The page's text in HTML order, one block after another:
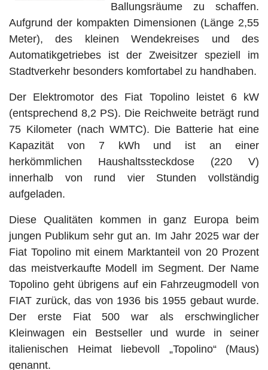
Ballungsräume zu schaffen.
Aufgrund der kompakten Dimensionen (Länge 2,55
Meter), des kleinen Wendekreises und des
Automatikgetriebes ist der Zweisitzer speziell im
Stadtverkehr besonders komfortabel zu handhaben.
Der Elektromotor des Fiat Topolino leistet 6 kW
(entsprechend 8,2 PS). Die Reichweite beträgt rund
75 Kilometer (nach WMTC). Die Batterie hat eine
Kapazität von 7 kWh und ist an einer
herkömmlichen Haushaltssteckdose (220 V)
innerhalb von rund vier Stunden vollständig
aufgeladen.
Diese Qualitäten kommen in ganz Europa beim
jungen Publikum sehr gut an. Im Jahr 2025 war der
Fiat Topolino mit einem Marktanteil von 20 Prozent
das meistverkaufte Modell im Segment. Der Name
Topolino geht übrigens auf ein Fahrzeugmodell von
FIAT zurück, das von 1936 bis 1955 gebaut wurde.
Der erste Fiat 500 war als erschwinglicher
Kleinwagen ein Bestseller und wurde in seiner
italienischen Heimat liebevoll „Topolino“ (Maus)
genannt.